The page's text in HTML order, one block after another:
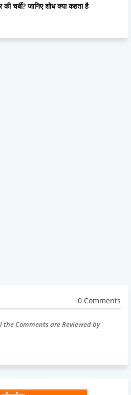
चर्बी? जानिए शोध क्या कहता है
0 Comments
the Comments are Reviewed by